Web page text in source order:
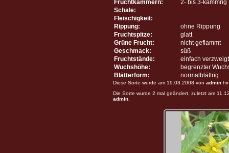
Fruchtkammern:
2- bis 3-kämmrig
Schale:
Fleischigkeit:
Rippung:
ohne Rippung
Fruchtspitze:
glatt
Grüne Frucht:
nicht geflammt
Geschmack:
süß
Fruchtstände:
einfach verzweigt
Wuchshöhe:
begrenzter
Blätterform:
normalblättrig
Diese Sorte wurde am 19.03.2008 von admin
Die Sorte wurde 2 mal geändert, zuletzt am
admin